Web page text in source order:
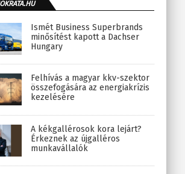
Ismét Business Superbrands
minősítést kapott a Dachser
Hungary
Felhívás a magyar kkv-szektor
összefogására az energiakrízis
kezelésére
A kékgallérosok kora lejárt?
Érkeznek az újgalléros
munkavállalók